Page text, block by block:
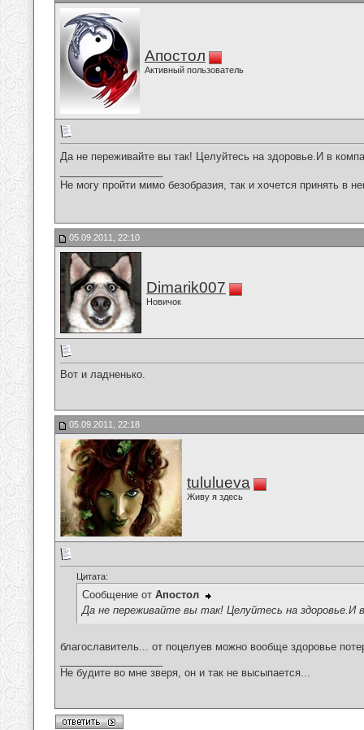
Апостол
Активный пользователь
Да не переживайте вы так! Целуйтесь на здоровье.И в
Не могу пройти мимо безобразия, так и хочется принять в
05.09.2011, 22:10
Dimarik007
Новичок
Вот и ладненько.
05.09.2011, 22:18
tululueva
Живу я здесь
Цитата:
Сообщение от Апостол
Да не переживайте вы так! Целуйтесь на
благославитель... от поцелуев можно вообще здоровье
Не будите во мне зверя, он и так не высыпается...